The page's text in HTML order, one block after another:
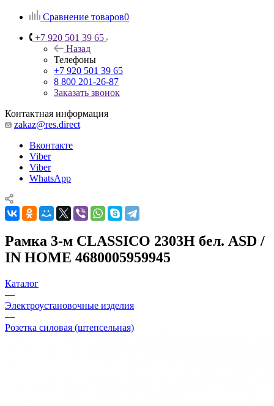
Сравнение товаров0
+7 920 501 39 65
Назад
Телефоны
+7 920 501 39 65
8 800 201-26-87
Заказать звонок
Контактная информация
zakaz@res.direct
Вконтакте
Viber
Viber
WhatsApp
Рамка 3-м CLASSICO 2303H бел. ASD /
IN HOME 4680005959945
Каталог
—
Электроустановочные изделия
—
Розетка силовая (штепсельная)